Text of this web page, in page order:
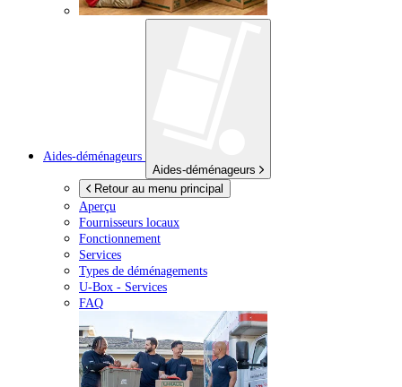
Aides-déménageurs
Aides-déménageurs
Retour au menu principal
Aperçu
Fournisseurs locaux
Fonctionnement
Services
Types de déménagements
U-Box - Services
FAQ